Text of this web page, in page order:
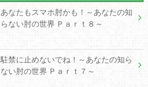
あなたもスマホ肘かも！～あなたの知
らない肘の世界 Ｐａｒｔ８～
駐禁に止めないでね！～あなたの知ら
ない肘の世界 Ｐａｒｔ７～